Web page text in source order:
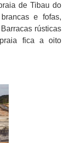
de Tibau do
e fofas,
rústicas
fica a oito